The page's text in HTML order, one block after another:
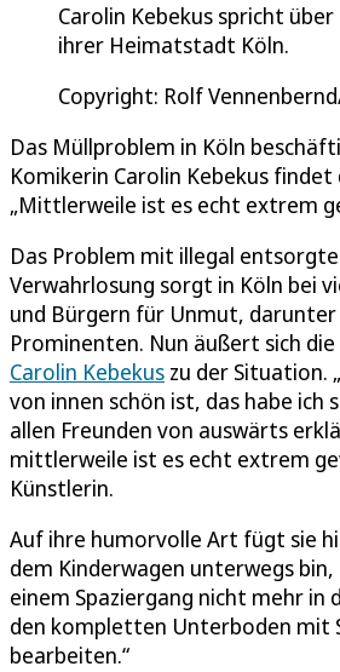
Carolin Kebekus spricht
ihrer Heimatstadt Köln.
Copyright: Rolf
Das Müllproblem in Köln
Komikerin Carolin Kebekus
„Mittlerweile ist es echt extrem
Das Problem mit illegal
Verwahrlosung sorgt in Köln bei
und Bürgern für Unmut, darunter
Prominenten. Nun äußert sich
Carolin Kebekus zu der Situation.
von innen schön ist, das habe ich
allen Freunden von auswärts
mittlerweile ist es echt extrem
Künstlerin.
Auf ihre humorvolle Art fügt sie
dem Kinderwagen unterwegs bin,
einem Spaziergang nicht mehr in
den kompletten Unterboden mit
bearbeiten.“